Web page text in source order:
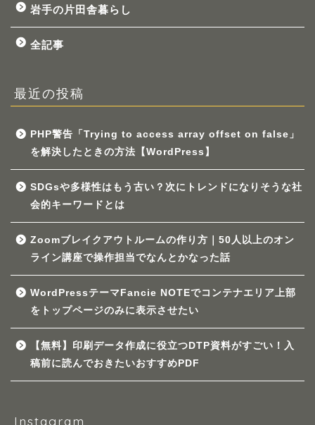
岩手の片田舎暮らし
全記事
最近の投稿
PHP警告「Trying to access array offset on false」
を解決したときの方法【WordPress】
SDGsや多様性はもう古い？次にトレンドになりそうな社
会的キーワードとは
Zoomブレイクアウトルームの作り方｜50人以上のオン
ライン講座で操作担当でなんとかなった話
WordPressテーマFancie NOTEでコンテナエリア上部
をトップページのみに表示させたい
【無料】印刷データ作成に役立つDTP資料がすごい！入
稿前に読んでおきたいおすすめPDF
Instagram